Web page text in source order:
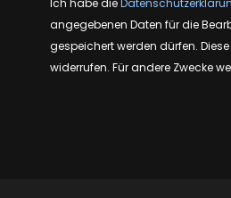
angegebenen Daten für die
gespeichert werden dürfen.
widerrufen. Für andere Zwecke